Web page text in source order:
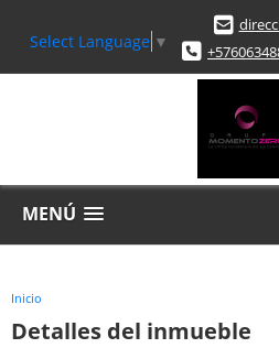
Select Language ▼
MENÚ
Inicio
Detalles del inmueble